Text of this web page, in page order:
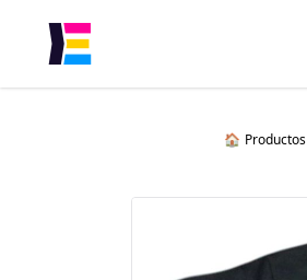
🏠 Productos